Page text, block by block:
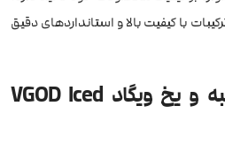
ترکیبات با کیفیت بالا و استانداردهای دقیق
خرید جویس هلو انبه و یخ ویگاد VGOD Iced